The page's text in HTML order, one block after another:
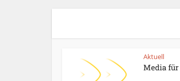
Aktuell
Media